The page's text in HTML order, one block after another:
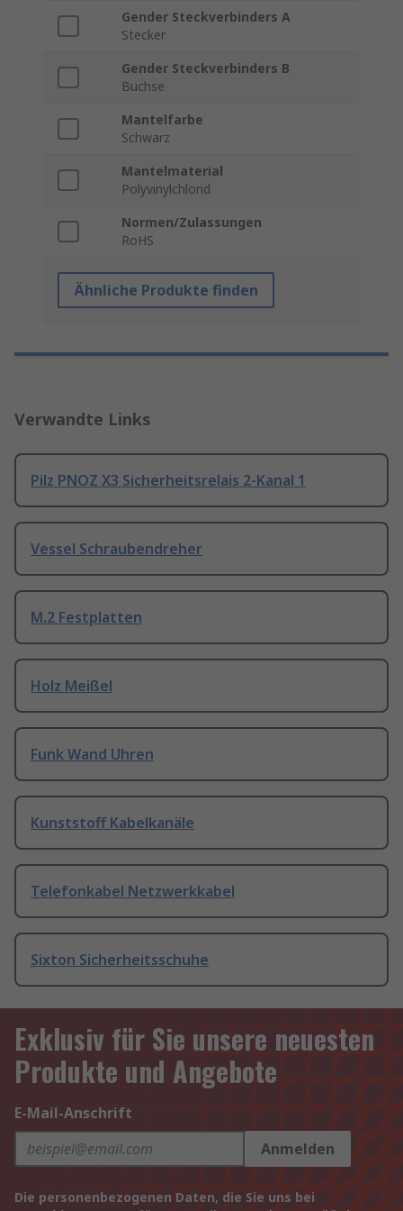
Gender Steckverbinders A
Stecker
Gender Steckverbinders B
Buchse
Mantelfarbe
Schwarz
Mantelmaterial
Polyvinylchlorid
Normen/Zulassungen
RoHS
Ähnliche Produkte finden
Verwandte Links
Pilz PNOZ X3 Sicherheitsrelais 2-Kanal 1
Vessel Schraubendreher
M.2 Festplatten
Holz Meißel
Funk Wand Uhren
Kunststoff Kabelkanäle
Telefonkabel Netzwerkkabel
Sixton Sicherheitsschuhe
Exklusiv für Sie unsere neuesten
Produkte und Angebote
E-Mail-Anschrift
Anmelden
Die personenbezogenen Daten, die Sie uns bei